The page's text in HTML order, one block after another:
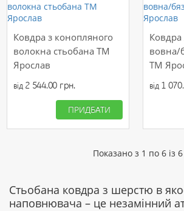
Ковдра з конопляного
волокна стьобана ТМ
Ярослав
від2 544.00 грн.
ПРИДБАТИ
Ковдра
вовна/
ТМ
від1
Показано з 1 по 6 із
Стьобана ковдра з шерстю в
наповнювача – це незамінний